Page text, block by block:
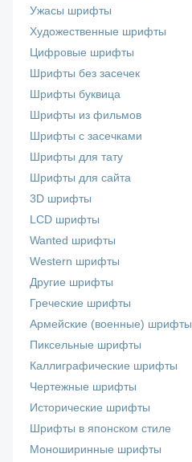
Ужасы шрифты
Художественные шрифты
Цифровые шрифты
Шрифты без засечек
Шрифты буквица
Шрифты из фильмов
Шрифты с засечками
Шрифты для тату
Шрифты для сайта
3D шрифты
LCD шрифты
Wanted шрифты
Western шрифты
Другие шрифты
Греческие шрифты
Армейские (военные) шрифты
Пиксельные шрифты
Каллиграфические шрифты
Чертежные шрифты
Исторические шрифты
Шрифты в японском стиле
Моноширинные шрифты